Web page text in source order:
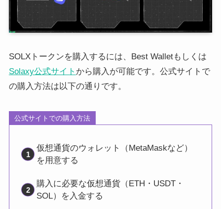
SOLXトークンを購入するには、Best Walletもしくは
Solaxy公式サイト から購入が可能です。公式サイトで
の購入方法は以下の通りです。
公式サイトでの購入方法
仮想通貨のウォレット（MetaMaskなど）
を用意する
購入に必要な仮想通貨（ETH・USDT・
SOL）を入金する